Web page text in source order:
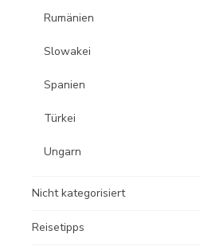
Rumänien
Slowakei
Spanien
Türkei
Ungarn
Nicht kategorisiert
Reisetipps